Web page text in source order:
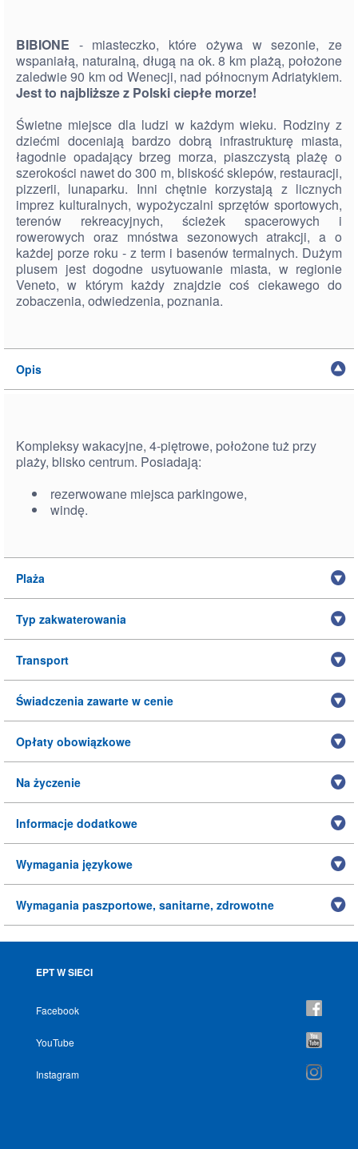
BIBIONE - miasteczko, które ożywa w sezonie, ze
wspaniałą, naturalną, długą na ok. 8 km plażą, położone
zaledwie 90 km od Wenecji, nad północnym Adriatykiem.
Jest to najbliższe z Polski ciepłe morze!
Świetne miejsce dla ludzi w każdym wieku. Rodziny z
dziećmi doceniają bardzo dobrą infrastrukturę miasta,
łagodnie opadający brzeg morza, piaszczystą plażę o
szerokości nawet do 300 m, bliskość sklepów, restauracji,
pizzerii, lunaparku. Inni chętnie korzystają z licznych
imprez kulturalnych, wypożyczalni sprzętów sportowych,
terenów rekreacyjnych, ścieżek spacerowych i
rowerowych oraz mnóstwa sezonowych atrakcji, a o
każdej porze roku - z term i basenów termalnych. Dużym
plusem jest dogodne usytuowanie miasta, w regionie
Veneto, w którym każdy znajdzie coś ciekawego do
zobaczenia, odwiedzenia, poznania.
Opis
Kompleksy wakacyjne, 4-piętrowe, położone tuż przy
plaży, blisko centrum. Posiadają:
rezerwowane miejsca parkingowe,
windę.
Plaża
Typ zakwaterowania
Transport
Świadczenia zawarte w cenie
Opłaty obowiązkowe
Na życzenie
Informacje dodatkowe
Wymagania językowe
Wymagania paszportowe, sanitarne, zdrowotne
EPT W SIECI
Facebook
YouTube
Instagram